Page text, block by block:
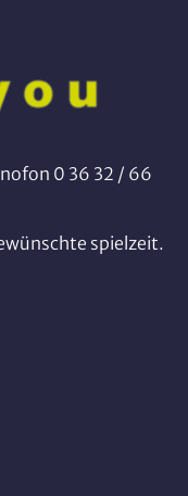
0 36 32 / 66
spielzeit.